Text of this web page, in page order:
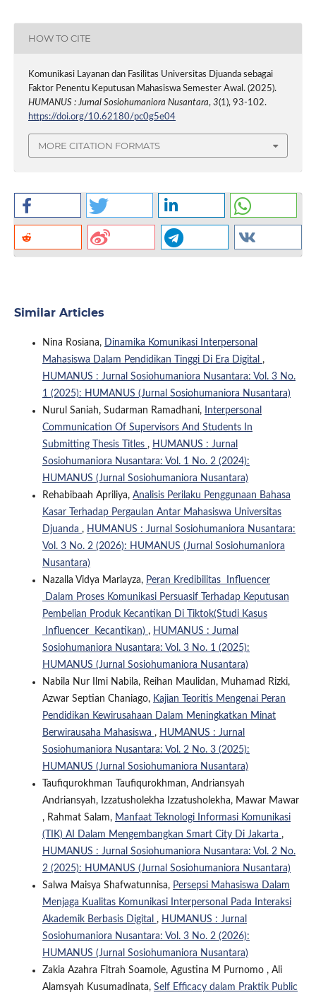
HOW TO CITE
Komunikasi Layanan dan Fasilitas Universitas Djuanda sebagai
Faktor Penentu Keputusan Mahasiswa Semester Awal. (2025).
HUMANUS : Jurnal Sosiohumaniora Nusantara, 3(1), 93-102.
https://doi.org/10.62180/pc0g5e04
MORE CITATION FORMATS
Similar Articles
Nina Rosiana, Dinamika Komunikasi Interpersonal
Mahasiswa Dalam Pendidikan Tinggi Di Era Digital ,
HUMANUS : Jurnal Sosiohumaniora Nusantara: Vol. 3 No.
1 (2025): HUMANUS (Jurnal Sosiohumaniora Nusantara)
Nurul Saniah, Sudarman Ramadhani,
Interpersonal
Communication Of Supervisors And Students In
Submitting Thesis Titles , HUMANUS : Jurnal
Sosiohumaniora Nusantara: Vol. 1 No. 2 (2024):
HUMANUS (Jurnal Sosiohumaniora Nusantara)
Rehabibaah Apriliya, Analisis Perilaku Penggunaan Bahasa
Kasar Terhadap Pergaulan Antar Mahasiswa Universitas
Djuanda , HUMANUS : Jurnal Sosiohumaniora Nusantara:
Vol. 3 No. 2 (2026): HUMANUS (Jurnal Sosiohumaniora
Nusantara)
Nazalla Vidya Marlayza, Peran Kredibilitas Influencer
Dalam Proses Komunikasi Persuasif Terhadap Keputusan
Pembelian Produk Kecantikan Di Tiktok(Studi Kasus
Influencer Kecantikan) , HUMANUS : Jurnal
Sosiohumaniora Nusantara: Vol. 3 No. 1 (2025):
HUMANUS (Jurnal Sosiohumaniora Nusantara)
Nabila Nur Ilmi Nabila, Reihan Maulidan, Muhamad Rizki,
Azwar Septian Chaniago, Kajian Teoritis Mengenai Peran
Pendidikan Kewirusahaan Dalam Meningkatkan Minat
Berwirausaha Mahasiswa , HUMANUS : Jurnal
Sosiohumaniora Nusantara: Vol. 2 No. 3 (2025):
HUMANUS (Jurnal Sosiohumaniora Nusantara)
Taufiqurokhman Taufiqurokhman, Andriansyah
Andriansyah, Izzatusholekha Izzatusholekha, Mawar Mawar
, Rahmat Salam, Manfaat Teknologi Informasi Komunikasi
(TIK) AI Dalam Mengembangkan Smart City Di Jakarta ,
HUMANUS : Jurnal Sosiohumaniora Nusantara: Vol. 2 No.
2 (2025): HUMANUS (Jurnal Sosiohumaniora Nusantara)
Salwa Maisya Shafwatunnisa, Persepsi Mahasiswa Dalam
Menjaga Kualitas Komunikasi Interpersonal Pada Interaksi
Akademik Berbasis Digital , HUMANUS : Jurnal
Sosiohumaniora Nusantara: Vol. 3 No. 2 (2026):
HUMANUS (Jurnal Sosiohumaniora Nusantara)
Zakia Azahra Fitrah Soamole, Agustina M Purnomo , Ali
Alamsyah Kusumadinata, Self Efficacy dalam Praktik Public